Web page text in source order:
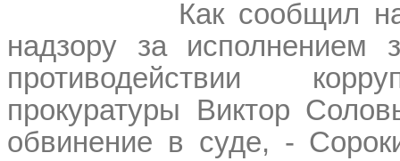
Как сообщил
надзору за исполнением
противодействии
прокуратуры Виктор
обвинение в суде, -